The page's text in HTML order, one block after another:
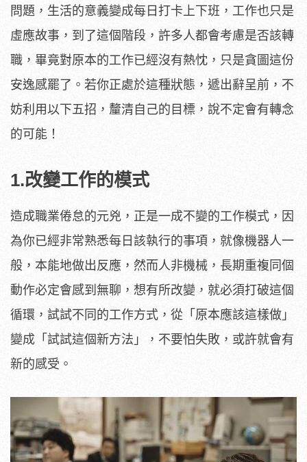
問題，生活的意義變成每日打卡上下班，工作也只是
虛應故事，到了這個階段，許多人都會考慮是否該轉
職，畢竟對原本的工作已經沒有熱忱，只是貪圖這份
安逸感罷了。若你正處於這種狀態，遞出辭呈前，不
妨利用以下五招，釐清自己的目標，說不定會有轉念
的可能！
1.改變工作的模式
造成職業倦怠的元兇，正是一成不變的工作模式，因
為你已經非常熟悉每日該執行的事項，就像機器人一
般，本能地做出反應，然而人非機械，長期重複同個
動作必定會感到無聊，想有所改變，就必須打破這個
循環，試試不同的工作方式，從「原本應該這樣做」
變成「試試這個新方法」，不要怕失敗，或許就會有
新的感受。